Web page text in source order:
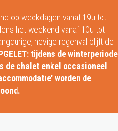
op weekdagen vanaf 19u tot
het weekend vanaf 10u tot
hevige regenval blijft de
tijdens de winterperiode
de chalet enkel occasioneel
worden de